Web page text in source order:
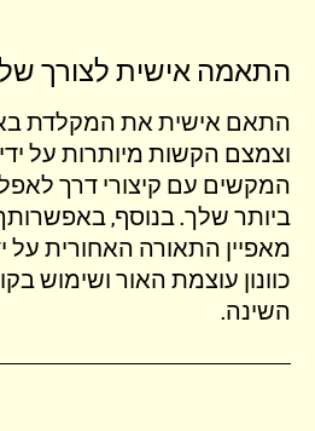
התאמה אישית לצורך
התאם אישית את המקלדת
המקשים עם קיצורי דרך
ביותר שלך. בנוסף,
מאפיין התאורה האחורית על
כוונון עוצמת האור ושימוש
השינה.